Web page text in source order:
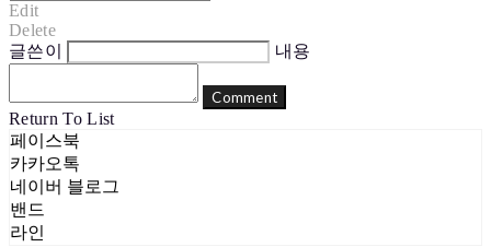
Edit
Delete
글쓴이
내용
Comment
Return To List
페이스북
카카오톡
네이버 블로그
밴드
라인